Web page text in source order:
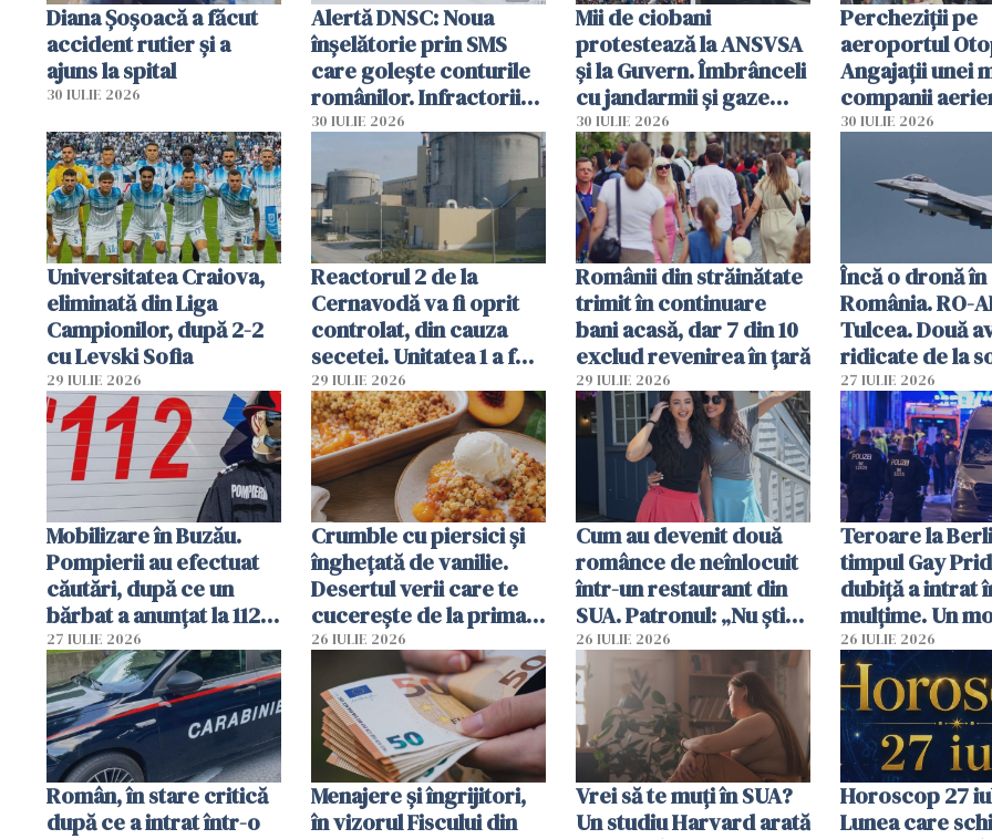
Diana Șoșoacă a făcut
accident rutier și a
ajuns la spital
30 IULIE 2026
Alertă DNSC: Noua
înșelătorie prin SMS
care golește conturile
românilor. Infractorii
folosesc numele
Ghișeul.ro și al Poliției
Române
30 IULIE 2026
Mii de ciobani
protestează la ANSVSA
și la Guvern. Îmbrânceli
cu jandarmii și gaze
lacrimogene
30 IULIE 2026
Percheziții pe
aeroportul
Angajații unei
companii
parfumuri,
vânzării
30 IULIE 2026
Universitatea Craiova,
eliminată din Liga
Campionilor, după 2-2
cu Levski Sofia
29 IULIE 2026
Reactorul 2 de la
Cernavodă va fi oprit
controlat, din cauza
secetei. Unitatea 1 a fost
deja oprită
29 IULIE 2026
Românii din străinătate
trimit în continuare
bani acasă, dar 7 din 10
exclud revenirea în țară
29 IULIE 2026
Încă o dronă în
România. RO-
Tulcea. Două
ridicate de la
27 IULIE 2026
Mobilizare în Buzău.
Pompierii au efectuat
căutări, după ce un
bărbat a anunțat la 112
că a văzut un obiect
luminos
27 IULIE 2026
Crumble cu piersici și
înghețată de vanilie.
Desertul verii care te
cucerește de la prima
lingură
26 IULIE 2026
Cum au devenit două
românce de neînlocuit
într-un restaurant din
SUA. Patronul: „Nu știu
ce o să mă fac fără voi”
26 IULIE 2026
Teroare la
timpul Gay
dubiță a intrat
mulțime. Un
răniți
26 IULIE 2026
Român, în stare critică
după ce a intrat într-o
Menajere și îngrijitori,
în vizorul Fiscului din
Vrei să te muți în SUA?
Un studiu Harvard arată
Horoscop 27
Lunea care